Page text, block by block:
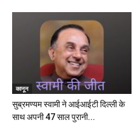
कानून
सुब्रमण्यम स्वामी ने आईआईटी दिल्ली के
साथ अपनी 47 साल पुरानी...